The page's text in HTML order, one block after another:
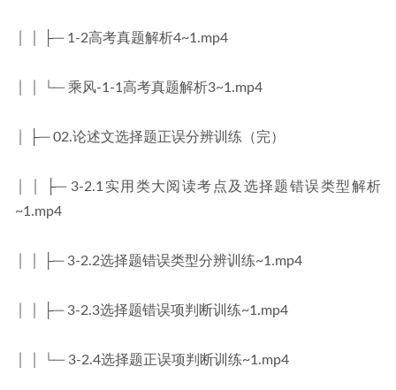
│ │ ├─ 1-2高考真题解析4~1.mp4
│ │ └─ 乘风-1-1高考真题解析3~1.mp4
│ ├─ 02.论述文选择题正误分辨训练（完）
│ │ ├─ 3-2.1实用类大阅读考点及选择题错误类型解析
~1.mp4
│ │ ├─ 3-2.2选择题错误类型分辨训练~1.mp4
│ │ ├─ 3-2.3选择题错误项判断训练~1.mp4
│ │ └─ 3-2.4选择题正误项判断训练~1.mp4